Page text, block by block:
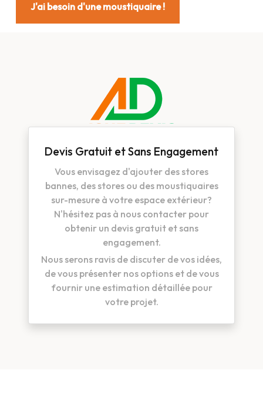
J'ai besoin d'une moustiquaire !
Devis Gratuit et Sans Engagement
Vous envisagez d'ajouter des stores
bannes, des stores ou des moustiquaires
sur-mesure à votre espace extérieur?
N'hésitez pas à nous contacter pour
obtenir un devis gratuit et sans
engagement.
Nous serons ravis de discuter de vos idées,
de vous présenter nos options et de vous
fournir une estimation détaillée pour
votre projet.